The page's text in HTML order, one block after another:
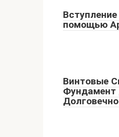
помощью
Винтовые
Фундамент